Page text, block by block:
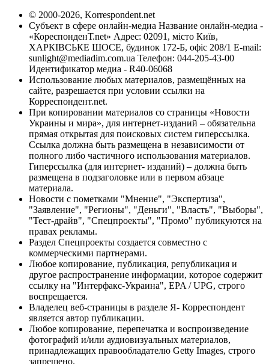
© 2000-2026, Korrespondent.net
Субъект в сфере онлайн-медиа Название онлайн-медиа -
«КореспонденТ.net» Адрес: 02091, місто Київ,
ХАРКІВСЬКЕ ШОСЕ, будинок 172-Б, офіс 208/1 E-mail:
sunlight@mediadim.com.ua Телефон: 044-205-43-00
Идентификатор медиа - R40-06068
Использование любых материалов, размещённых на
сайте, разрешается при условии ссылки на
Корреспондент.net.
При копировании материалов со страницы «Новости
Украины и мира», для интернет-изданий – обязательна
прямая открытая для поисковых систем гиперссылка.
Ссылка должна быть размещена в независимости от
полного либо частичного использования материалов.
Гиперссылка (для интернет- изданий) – должна быть
размещена в подзаголовке или в первом абзаце
материала.
Новости с пометками "Мнение", "Экспертиза",
"Заявление", "Регионы", "Деньги", "Власть", "Выборы",
"Тест-драйв", "Спецпроекты", "Промо" публикуются на
правах рекламы.
Раздел Спецпроекты создается совместно с
коммерческими партнерами.
Любое копирование, публикация, републикация и
другое распространение информации, которое содержит
ссылку на "Интерфакс-Украина", EPA / UPG, строго
воспрещается.
Владелец веб-страницы в разделе Я- Корреспондент
является автор публикации.
Любое копирование, перепечатка и воспроизведение
фотографий и/или аудиовизуальных материалов,
принадлежащих правообладателю Getty Images, строго
запрещено.